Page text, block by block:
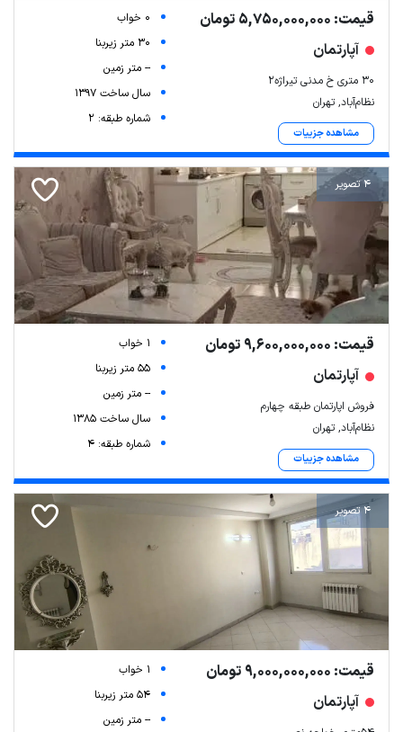
قیمت: 5,750,000,000 تومان
آپارتمان
۳۰ متری خ مدنی تیراژه۲
نظام‌آباد, تهران
مشاهده جزییات
0 خواب
30 متر زیربنا
-- متر زمین
سال ساخت 1397
شماره طبقه: 2
4 تصویر
قیمت: 9,600,000,000 تومان
آپارتمان
فروش اپارتمان طبقه چهارم
نظام‌آباد, تهران
مشاهده جزییات
1 خواب
55 متر زیربنا
-- متر زمین
سال ساخت 1385
شماره طبقه: 4
4 تصویر
قیمت: 9,000,000,000 تومان
آپارتمان
1 خواب
54 متر زیربنا
-- متر زمین